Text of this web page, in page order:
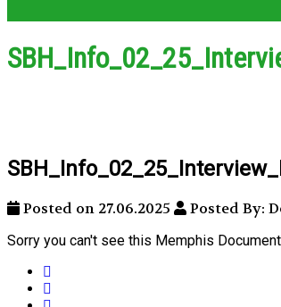
Posted on 27.06.2025 Posted By:
Sorry you can't see this Memphis